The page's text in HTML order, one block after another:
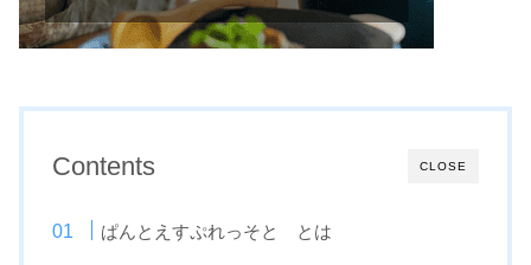
CLOSE
Contents
ぱんとえすぷれっそと とは